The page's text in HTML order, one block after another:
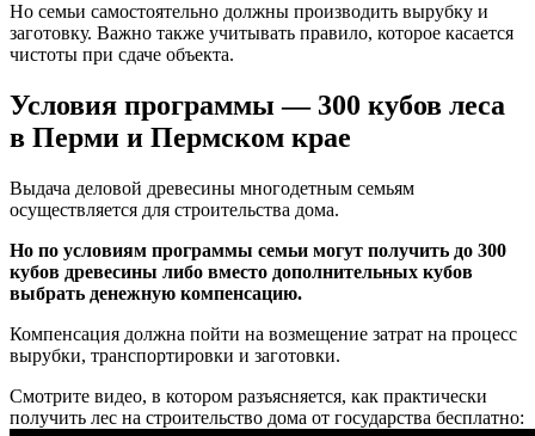
Но семьи самостоятельно должны производить вырубку и
заготовку. Важно также учитывать правило, которое касается
чистоты при сдаче объекта.
Условия программы — 300 кубов леса
в Перми и Пермском крае
Выдача деловой древесины многодетным семьям
осуществляется для строительства дома.
Но по условиям программы семьи могут получить до 300
кубов древесины либо вместо дополнительных кубов
выбрать денежную компенсацию.
Компенсация должна пойти на возмещение затрат на процесс
вырубки, транспортировки и заготовки.
Смотрите видео, в котором разъясняется, как практически
получить лес на строительство дома от государства бесплатно: